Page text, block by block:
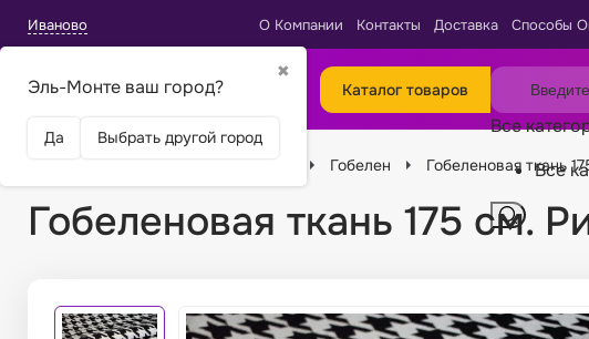
Иваново
✖
Эль-Монте ваш город?
Да Выбрать другой город
О Компании Контакты Доставка Способы
Каталог товаров
Все
Все
Гобелен Гобеленовая ткань
Гобеленовая ткань 175 см.